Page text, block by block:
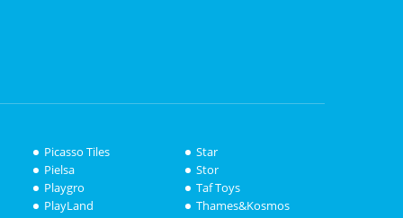
Picasso Tiles
Pielsa
Playgro
PlayLand
Star
Stor
Taf Toys
Thames&Kosmos